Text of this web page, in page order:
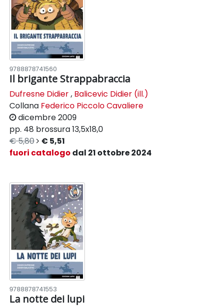
9788878741560
Il brigante Strappabraccia
Dufresne Didier, Balicevic Didier (ill.)
Collana Federico Piccolo Cavaliere
dicembre 2009
pp. 48 brossura13,5x18,0
€ 5,80
€ 5,51
fuori catalogo dal 21 ottobre 2024
9788878741553
La notte dei lupi